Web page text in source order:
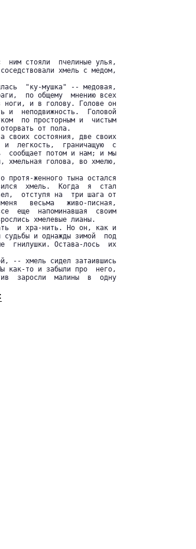
ним стояли  пчелиные улья,
хмель с медом,
"ку-мушка" -- медовая,
по общему  мнению всех
ноги, и в голову. Голове он
и  неподвижность.  Головой
по просторным и  чистым
от пола.
своих состояния, две своих
и  легкость,  граничащую  с
сообщает потом и нам; и мы
хмельная голова, во хмелю,
протя-женного тына остался
хмель.  Когда  я  стал
отступя на  три шага от
весьма   живо-писная,
еще  напоминавшая  своим
хмелевые лианы.
и хра-нить. Но он, как и
и однажды зимой  под
гнилушки. Остава-лось  их
-- хмель сидел затаившись
как-то и забыли про  него,
заросли  малины  в  одну